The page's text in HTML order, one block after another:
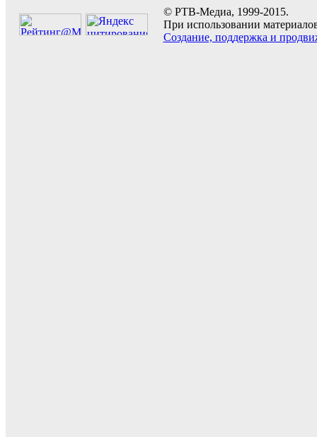
© РТВ-Медиа, 1999-2015.
При использовании
Создание, поддержка и